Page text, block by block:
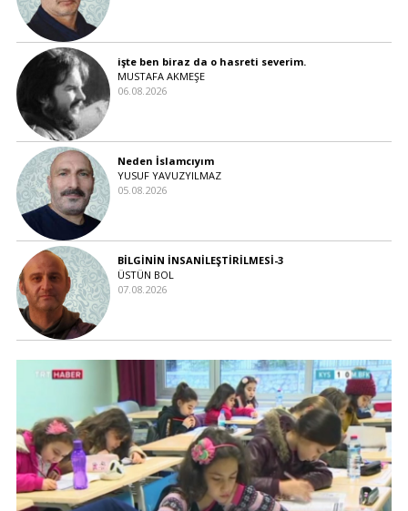
işte ben biraz da o hasreti severim.
MUSTAFA AKMEŞE
06.08.2026
Neden İslamcıyım
YUSUF YAVUZYILMAZ
05.08.2026
BİLGİNİN İNSANİLEŞTİRİLMESİ-3
ÜSTÜN BOL
07.08.2026